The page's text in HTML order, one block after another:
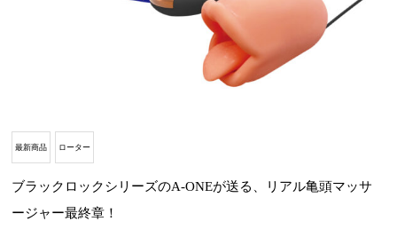
最新商品 ローター
ブラックロックシリーズのA-ONEが送る、リアル亀頭マッサ
ージャー最終章！